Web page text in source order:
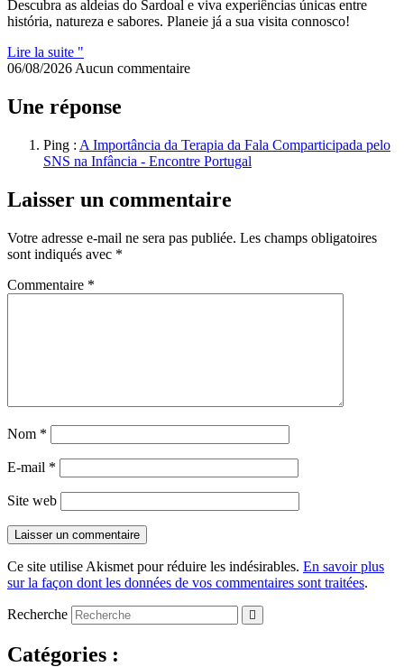
Descubra as aldeias do Sardoal e viva experiências únicas entre
história, natureza e sabores. Planeie já a sua visita connosco!
Lire la suite "
06/08/2026 Aucun commentaire
Une réponse
Ping : A Importância da Terapia da Fala Comparticipada pelo
SNS na Infância - Encontre Portugal
Laisser un commentaire
Votre adresse e-mail ne sera pas publiée. Les champs obligatoires
sont indiqués avec *
Commentaire *
Nom *
E-mail *
Site web
Ce site utilise Akismet pour réduire les indésirables. En savoir plus
sur la façon dont les données de vos commentaires sont traitées.
Recherche
Catégories :